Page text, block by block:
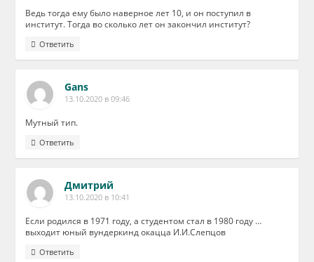
Ведь тогда ему было наверное лет 10, и он поступил в
институт. Тогда во сколько лет он закончил институт?
Ответить
Gans
13.10.2020 в 09:46
Мутный тип.
Ответить
Дмитрий
13.10.2020 в 10:41
Если родился в 1971 году, а студентом стал в 1980 году …
выходит юный вундеркинд окацца И.И.Слепцов
Ответить